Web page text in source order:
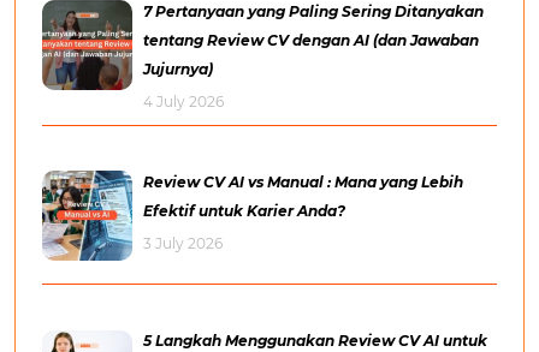
7 Pertanyaan yang Paling Sering Ditanyakan
tentang Review CV dengan AI (dan Jawaban
Jujurnya)
4 July 2026
Review CV AI vs Manual : Mana yang Lebih
Efektif untuk Karier Anda?
3 July 2026
5 Langkah Menggunakan Review CV AI untuk